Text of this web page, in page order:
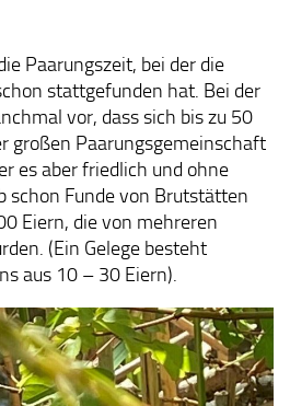
Paarungszeit, bei der die
stattgefunden hat. Bei der
vor, dass sich bis zu 50
großen Paarungsgemeinschaft
es aber friedlich und ohne
schon Funde von Brutstätten
Eiern, die von mehreren
(Ein Gelege besteht
aus 10 – 30 Eiern).